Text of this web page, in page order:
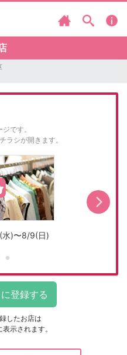
です。
ラシが開きます。
)〜8/9(日)
したお店は
表示されます。